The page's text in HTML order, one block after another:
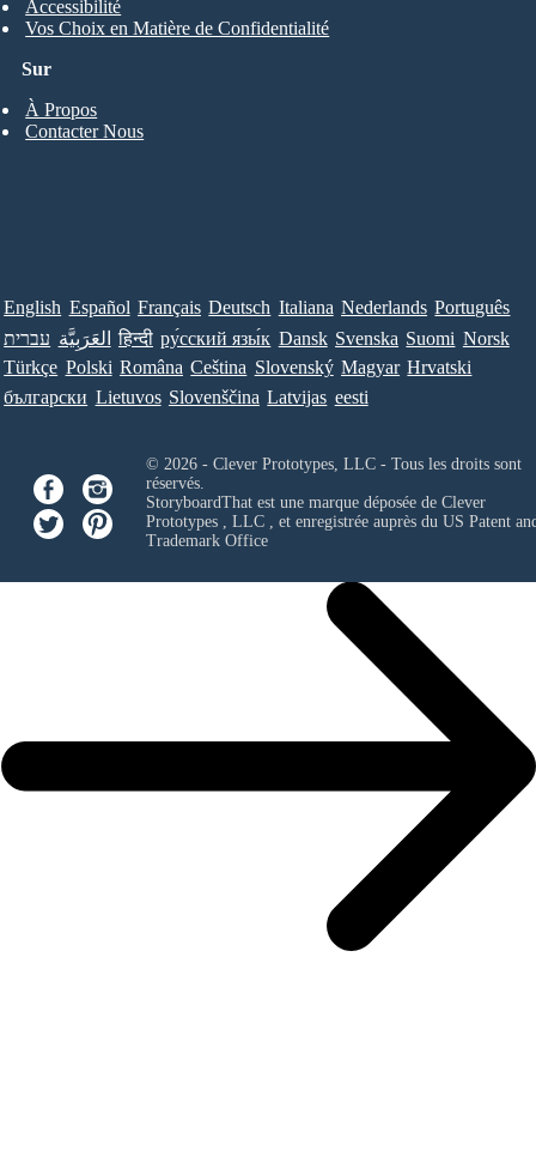
Sur
À Propos
Contacter Nous
Accessibilité
Vos Choix en Matière de Confidentialité
English Español Français Deutsch Italiana Nederlands Português
עברית العَرَبِيَّة हिन्दी ру́сский язы́к Dansk Svenska Suomi Norsk
Türkçe Polski Româna Ceština Slovenský Magyar Hrvatski
български Lietuvos Slovenščina Latvijas eesti
© 2026 - Clever Prototypes, LLC - Tous les droits sont
réservés.
StoryboardThat est une marque déposée de Clever
Prototypes , LLC, et enregistrée auprès du US Patent
Trademark Office